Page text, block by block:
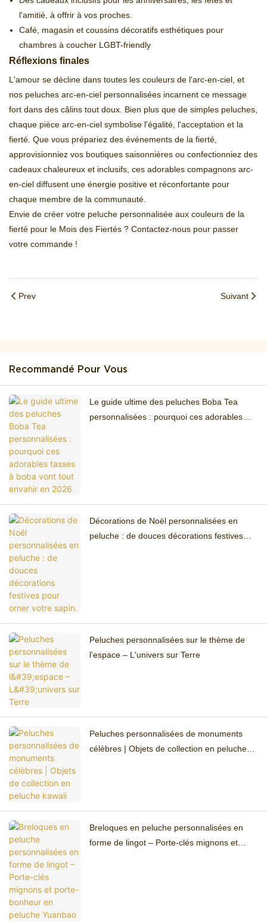
l'amitié, à offrir à vos proches.
Café, magasin et coussins décoratifs esthétiques pour
chambres à coucher LGBT-friendly
Réflexions finales
L'amour se décline dans toutes les couleurs de l'arc-en-ciel, et
nos peluches arc-en-ciel personnalisées incarnent ce message
fort dans des câlins tout doux. Bien plus que de simples peluches,
chaque pièce arc-en-ciel symbolise l'égalité, l'acceptation et la
fierté. Que vous prépariez des événements de la fierté,
approvisionniez vos boutiques saisonnières ou confectionniez des
cadeaux chaleureux et inclusifs, ces adorables compagnons arc-
en-ciel diffusent une énergie positive et réconfortante pour
chaque membre de la communauté.
Envie de créer votre peluche personnalisée aux couleurs de la
fierté pour le Mois des Fiertés ? Contactez-nous pour passer
votre commande !
Prev Suivant
Recommandé Pour Vous
Le guide ultime des peluches Boba Tea
personnalisées : pourquoi ces adorables
Décorations de Noël personnalisées en
peluche : de douces décorations festives
Peluches personnalisées sur le thème de
l'espace – L'univers sur Terre
Peluches personnalisées de monuments
célèbres | Objets de collection en peluche
Breloques en peluche personnalisées en
forme de lingot – Porte-clés mignons et